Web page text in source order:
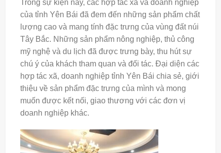
Trong sự kiện này, các hợp tác xã và doanh nghiệp
của tỉnh Yên Bái đã đem đến những sản phẩm chất
lượng cao và mang tính đặc trưng của vùng đất núi
Tây Bắc. Những sản phẩm nông nghiệp, thủ công
mỹ nghệ và du lịch đã được trưng bày, thu hút sự
chú ý của khách tham quan và đối tác. Đại diện các
hợp tác xã, doanh nghiệp tỉnh Yên Bái chia sẻ, giới
thiệu về sản phẩm đặc trưng của mình và mong
muốn được kết nối, giao thương với các đơn vị
doanh nghiệp khác.